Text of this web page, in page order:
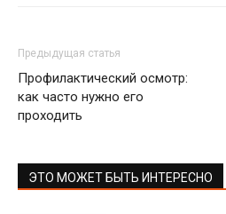
Предыдущая статья
Профилактический осмотр:
как часто нужно его
проходить
ЭТО МОЖЕТ БЫТЬ ИНТЕРЕСНО